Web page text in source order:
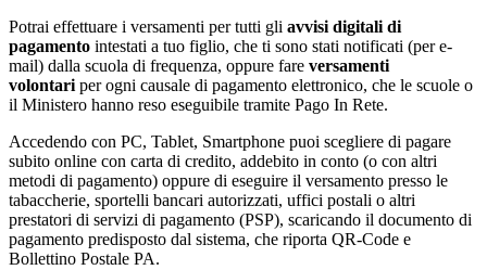
Potrai effettuare i versamenti per tutti gli avvisi digitali di
pagamento intestati a tuo figlio, che ti sono stati notificati (per e-
mail) dalla scuola di frequenza, oppure fare versamenti
volontari per ogni causale di pagamento elettronico, che le scuole o
il Ministero hanno reso eseguibile tramite Pago In Rete.
Accedendo con PC, Tablet, Smartphone puoi scegliere di pagare
subito online con carta di credito, addebito in conto (o con altri
metodi di pagamento) oppure di eseguire il versamento presso le
tabaccherie, sportelli bancari autorizzati, uffici postali o altri
prestatori di servizi di pagamento (PSP), scaricando il documento di
pagamento predisposto dal sistema, che riporta QR-Code e
Bollettino Postale PA.